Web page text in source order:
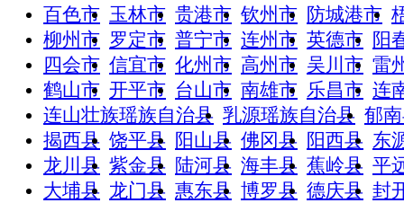
百色市 玉林市 贵港市 钦州市 防城港市
柳州市 罗定市 普宁市 连州市 英德市 阳
四会市 信宜市 化州市 高州市 吴川市 雷
鹤山市 开平市 台山市 南雄市 乐昌市 连
连山壮族瑶族自治县 乳源瑶族自治县 郁
揭西县 饶平县 阳山县 佛冈县 阳西县 东
龙川县 紫金县 陆河县 海丰县 蕉岭县 平
大埔县 龙门县 惠东县 博罗县 德庆县 封